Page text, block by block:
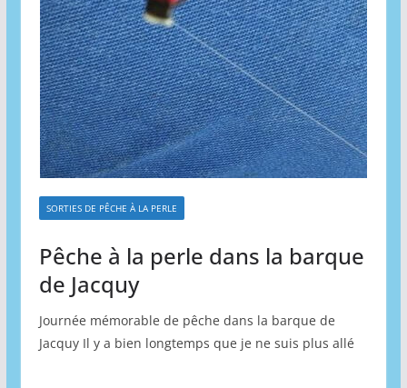
SORTIES DE PÊCHE À LA PERLE
Pêche à la perle dans la barque
de Jacquy
Journée mémorable de pêche dans la barque de
Jacquy Il y a bien longtemps que je ne suis plus allé